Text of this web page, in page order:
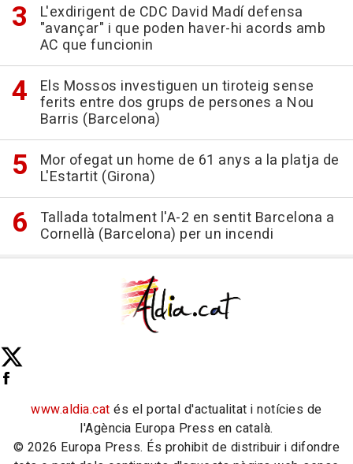
L'exdirigent de CDC David Madí defensa
"avançar" i que poden haver-hi acords amb
AC que funcionin
Els Mossos investiguen un tiroteig sense
ferits entre dos grups de persones a Nou
Barris (Barcelona)
Mor ofegat un home de 61 anys a la platja de
L'Estartit (Girona)
Tallada totalment l'A-2 en sentit Barcelona a
Cornellà (Barcelona) per un incendi
www.aldia.cat és el portal d'actualitat i notícies de
l'Agència Europa Press en català.
© 2026 Europa Press. És prohibit de distribuir i difondre